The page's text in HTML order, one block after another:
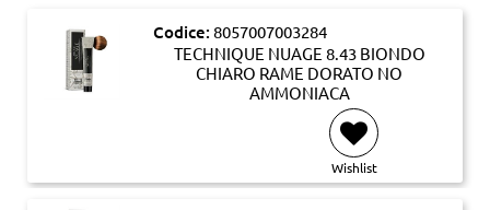
Codice: 8057007003284
TECHNIQUE NUAGE 8.43 BIONDO
CHIARO RAME DORATO NO
AMMONIACA
Wishlist